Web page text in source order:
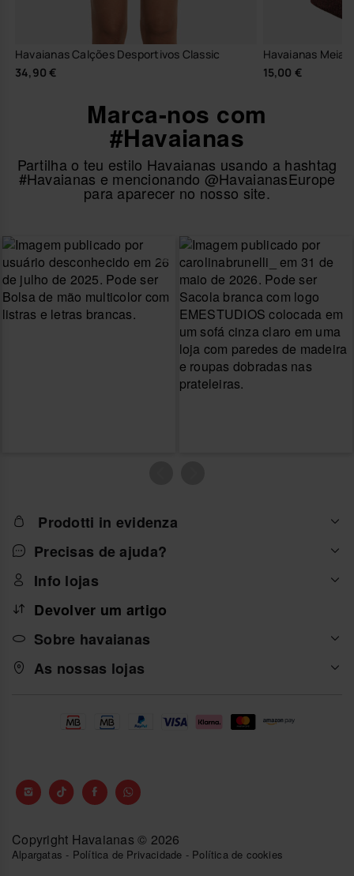
Havaianas Calções Desportivos Classic
34,90 €
Havaianas Meias
15,00 €
Marca-nos com
#Havaianas
Partilha o teu estilo Havaianas usando a hashtag
#Havaianas e mencionando @HavaianasEurope
para aparecer no nosso site.
Prodotti in evidenza
Precisas de ajuda?
Info lojas
Devolver um artigo
Sobre havaianas
As nossas lojas
Copyright Havaianas © 2026
Alpargatas - Política de Privacidade - Política de cookies